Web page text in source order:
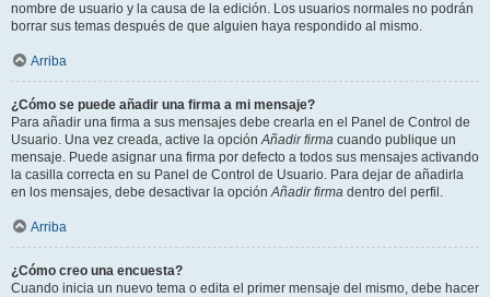
nombre de usuario y la causa de la edición. Los usuarios normales no podrán
borrar sus temas después de que alguien haya respondido al mismo.
Arriba
¿Cómo se puede añadir una firma a mi mensaje?
Para añadir una firma a sus mensajes debe crearla en el Panel de Control de
Usuario. Una vez creada, active la opciónAñadir firma cuando publique un
mensaje. Puede asignar una firma por defecto a todos sus mensajes activando
la casilla correcta en su Panel de Control de Usuario. Para dejar de añadirla
en los mensajes, debe desactivar la opciónAñadir firma dentro del perfil.
Arriba
¿Cómo creo una encuesta?
Cuando inicia un nuevo tema o edita el primer mensaje del mismo, debe hacer